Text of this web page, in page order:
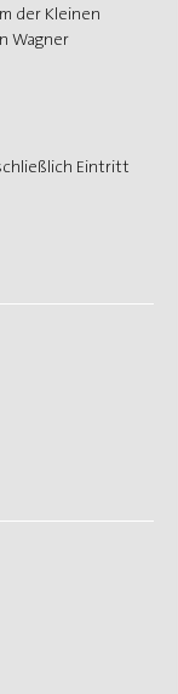
der Kleinen
Wagner
Eintritt